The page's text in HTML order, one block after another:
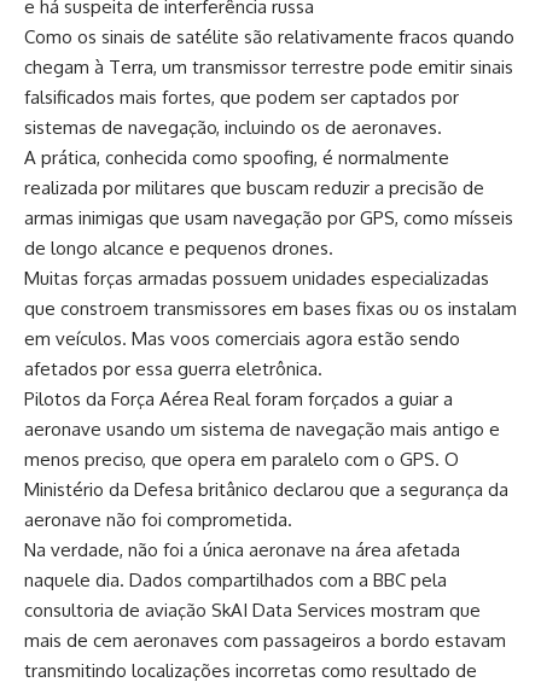
e há suspeita de interferência russa
Como os sinais de satélite são relativamente fracos quando
chegam à Terra, um transmissor terrestre pode emitir sinais
falsificados mais fortes, que podem ser captados por
sistemas de navegação, incluindo os de aeronaves.
A prática, conhecida como spoofing, é normalmente
realizada por militares que buscam reduzir a precisão de
armas inimigas que usam navegação por GPS, como mísseis
de longo alcance e pequenos drones.
Muitas forças armadas possuem unidades especializadas
que constroem transmissores em bases fixas ou os instalam
em veículos. Mas voos comerciais agora estão sendo
afetados por essa guerra eletrônica.
Pilotos da Força Aérea Real foram forçados a guiar a
aeronave usando um sistema de navegação mais antigo e
menos preciso, que opera em paralelo com o GPS. O
Ministério da Defesa britânico declarou que a segurança da
aeronave não foi comprometida.
Na verdade, não foi a única aeronave na área afetada
naquele dia. Dados compartilhados com a BBC pela
consultoria de aviação SkAI Data Services mostram que
mais de cem aeronaves com passageiros a bordo estavam
transmitindo localizações incorretas como resultado de